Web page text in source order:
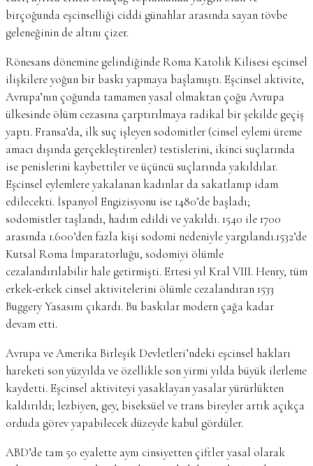
birçoğunda eşcinselliği ciddi günahlar arasında sayan tövbe
geleneğinin de altını çizer.
Rönesans dönemine gelindiğinde Roma Katolik Kilisesi eşcinsel
ilişkilere yoğun bir baskı yapmaya başlamıştı. Eşcinsel aktivite,
Avrupa’nın çoğunda tamamen yasal olmaktan çoğu Avrupa
ülkesinde ölüm cezasına çarptırılmaya radikal bir şekilde geçiş
yaptı. Fransa’da, ilk suç işleyen sodomitler (cinsel eylemi üreme
amacı dışında gerçekleştirenler) testislerini, ikinci suçlarında
ise penislerini kaybettiler ve üçüncü suçlarında yakıldılar.
Eşcinsel eylemlere yakalanan kadınlar da sakatlanıp idam
edilecekti. İspanyol Engizisyonu ise 1480’de başladı;
sodomistler taşlandı, hadım edildi ve yakıldı. 1540 ile 1700
arasında 1.600’den fazla kişi sodomi nedeniyle yargılandı.1532’de
Kutsal Roma İmparatorluğu, sodomiyi ölümle
cezalandırılabilir hale getirmişti. Ertesi yıl Kral VIII. Henry, tüm
erkek-erkek cinsel aktivitelerini ölümle cezalandıran 1533
Buggery Yasasını çıkardı. Bu baskılar modern çağa kadar
devam etti.
Avrupa ve Amerika Birleşik Devletleri’ndeki eşcinsel hakları
hareketi son yüzyılda ve özellikle son yirmi yılda büyük ilerleme
kaydetti. Eşcinsel aktiviteyi yasaklayan yasalar yürürlükten
kaldırıldı; lezbiyen, gey, biseksüel ve trans bireyler artık açıkça
orduda görev yapabilecek düzeyde kabul gördüler.
ABD’de tam 50 eyalette aynı cinsiyetten çiftler yasal olarak